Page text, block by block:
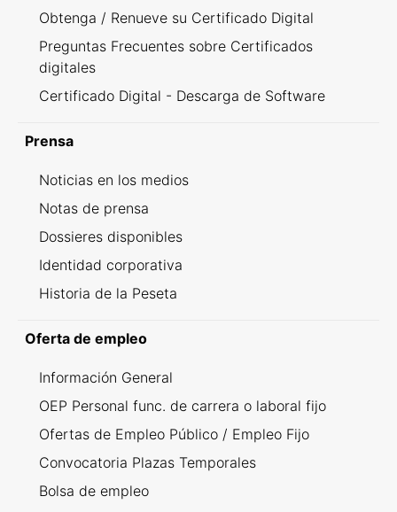
Obtenga / Renueve su Certificado Digital
Preguntas Frecuentes sobre Certificados
digitales
Certificado Digital - Descarga de Software
Prensa
Noticias en los medios
Notas de prensa
Dossieres disponibles
Identidad corporativa
Historia de la Peseta
Oferta de empleo
Información General
OEP Personal func. de carrera o laboral fijo
Ofertas de Empleo Público / Empleo Fijo
Convocatoria Plazas Temporales
Bolsa de empleo